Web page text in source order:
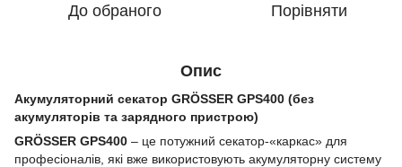
До обраного Порівняти
Опис
Акумуляторний секатор GRÖSSER GPS400 (без
акумуляторів та зарядного пристрою)
GRÖSSER GPS400 – це потужний секатор-«каркас» для
професіоналів, які вже використовують акумуляторну систему